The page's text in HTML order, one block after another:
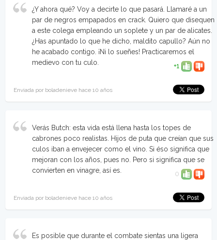
¿Y ahora qué? Voy a decirte lo que pasará. Llamaré a un
par de negros empapados en crack. Quiero que disequen
a este colega empleando un soplete y un par de alicates.
¿Has apuntado lo que he dicho, maldito capullo? Aún no
he acabado contigo. ¡Ni lo sueñes! Practicaremos el
medievo con tu culo.
+1
Enviada por boladenieve hace 10 años
Verás Butch: esta vida está llena hasta los topes de
cabrones poco realistas. Hijos de puta que creían que sus
culos iban a envejecer como el vino. Si éso significa que
mejoran con los años, pues no. Pero si significa que se
convierten en vinagre, así es.
0
Enviada por boladenieve hace 10 años
Es posible que durante el combate sientas una ligera